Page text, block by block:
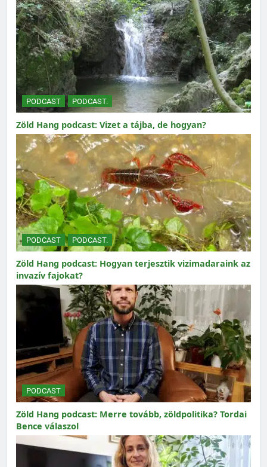
PODCAST PODCAST.
Zöld Hang podcast: Vizet a tájba, de hogyan?
PODCAST PODCAST.
Zöld Hang podcast: Hogyan terjesztik vizimadaraink az
invazív fajokat?
PODCAST
Zöld Hang podcast: Merre tovább, zöldpolitika? Tordai
Bence válaszol